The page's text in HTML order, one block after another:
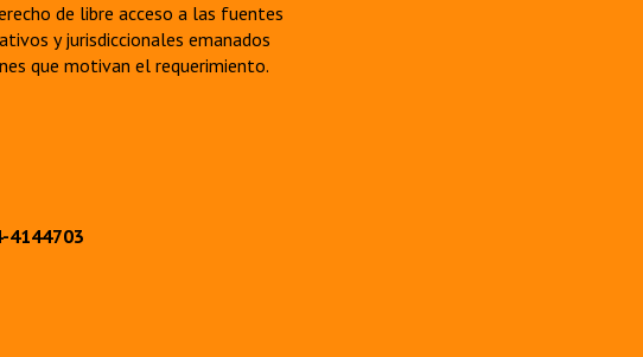
de libre acceso a las fuentes
y jurisdiccionales emanados
que motivan el requerimiento.
4144703